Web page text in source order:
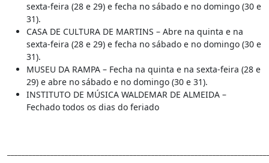
sexta-feira (28 e 29) e fecha no sábado e no domingo (30 e
31).
CASA DE CULTURA DE MARTINS – Abre na quinta e na
sexta-feira (28 e 29) e fecha no sábado e no domingo (30 e
31).
MUSEU DA RAMPA – Fecha na quinta e na sexta-feira (28 e
29) e abre no sábado e no domingo (30 e 31).
INSTITUTO DE MÚSICA WALDEMAR DE ALMEIDA –
Fechado todos os dias do feriado